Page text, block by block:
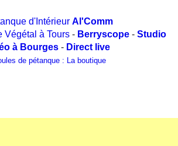
d'Intérieur Al'Comm
Végétal à Tours - Berryscope - Studio
à Bourges- Direct live
de pétanque : La boutique